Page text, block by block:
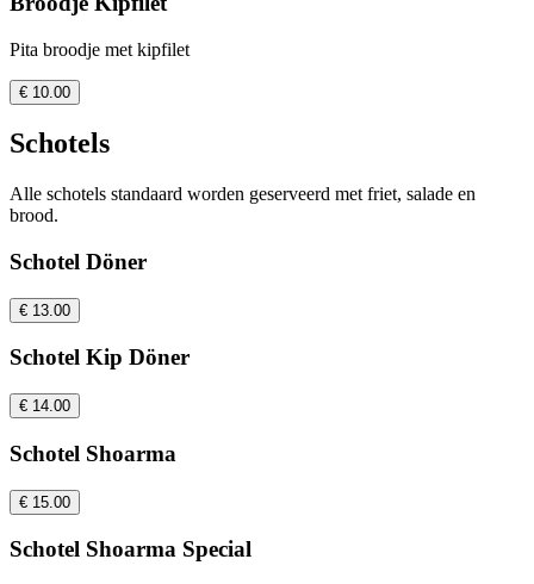
Pita broodje met kipfilet
€ 10.00
Schotels
Alle schotels standaard worden geserveerd met friet, salade en
brood.
Schotel Döner
€ 13.00
Schotel Kip Döner
€ 14.00
Schotel Shoarma
€ 15.00
Schotel Shoarma Special